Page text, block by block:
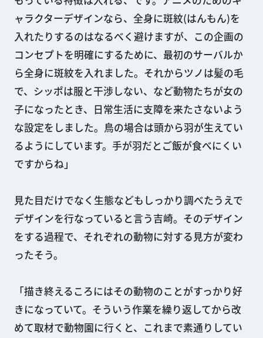
ャラクターデザインなら、全身に斑紋(はんもん)を
入れたりするのはなるべく避けますが、この企画の
コンセプトを明確にするために、最初のサーバルか
ら全身に斑紋を入れました。それからツノは髪の毛
で、シッポは服と干渉しない、など動物たちが女の
子になったとき、日常生活に支障を来たさないよう
な設定をしました。鳥の場合は頭から羽が生えてい
るようにしています。手が羽だとご飯が食べにくい
ですからね」
見た目だけでなく生態などもしっかり調べたうえで
デザインを行なっていると言う吉崎。そのデザイン
をする過程で、それぞれの動物に対する見方が変わ
ったそう。
「描き終えるころにはその動物のことがすっかり好
きになっていて。そういう作業を繰り返してから改
めて取材で動物園に行くと、これまで素通りしてい